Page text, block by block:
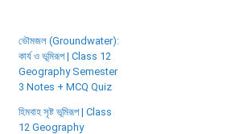
ভৌমজল (Groundwater):
কার্য ও ভূমিরূপ | Class 12
Geography Semester
3 Notes + MCQ Quiz
হিমবাহ সৃষ্ট ভূমিরূপ | Class
12 Geography